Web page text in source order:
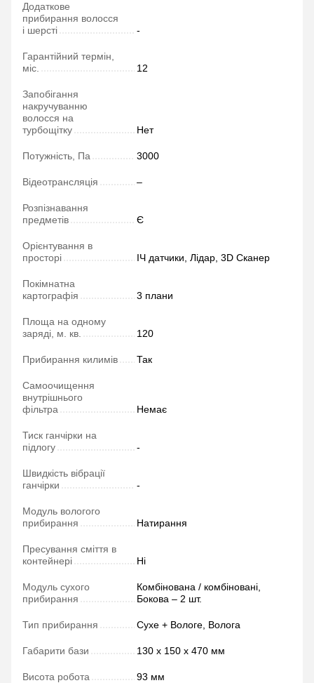
Додаткове
прибирання волосся
і шерсті
-
Гарантійний термін,
міс.
12
Запобігання
накручуванню
волосся на
турбощітку
Нет
Потужність, Па 3000
Відеотрансляція –
Розпізнавання
предметів
Є
Орієнтування в
просторі
ІЧ датчики, Лідар, 3D Сканер
Покімнатна
картографія
3 плани
Площа на одному
заряді, м. кв.
120
Прибирання килимів Так
Самоочищення
внутрішнього
фільтра
Немає
Тиск ганчірки на
підлогу
-
Швидкість вібрації
ганчірки
-
Модуль вологого
прибирання
Натирання
Пресування сміття в
контейнері
Ні
Модуль сухого
прибирання
Комбінована / комбіновані,
Бокова – 2 шт.
Тип прибирання Сухе + Вологе, Волога
Габарити бази 130 х 150 х 470 мм
Висота робота 93 мм